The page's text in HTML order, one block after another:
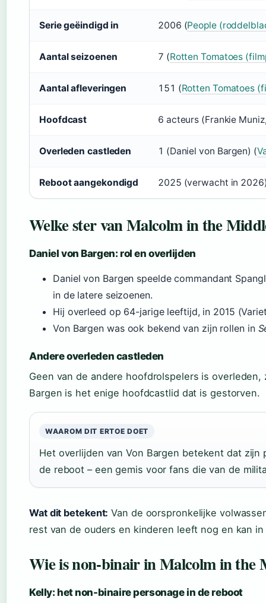
Serie geëindigd in 2006 (People
Aantal seizoenen 7 (Rotten Tomatoes
Aantal afleveringen 151 (Rotten Tomatoes
Hoofdcast 6 acteurs (Frankie
Overleden castleden 1 (Daniel von Bargen) (
Reboot aangekondigd 2025 (verwacht in
Welke ster van Malcolm in the
Daniel von Bargen: rol en overlijden
Daniel von Bargen speelde commandant
in de latere seizoenen.
Hij overleed op 64-jarige leeftijd, in 2015
Von Bargen was ook bekend van zijn rollen in
Andere overleden castleden
Geen van de andere hoofdrolspelers is
Bargen is het enige hoofdcastlid dat is gestorven.
WAAROM DIT ERTOE DOET
Het overlijden van Von Bargen betekent dat
de reboot – een gemis voor fans die van de
Wat dit betekent: Van de oorspronkelijke
rest van de ouders en kinderen leeft nog en kan
Wie is non-binair in Malcolm in the
Kelly: het non-binaire personage in de reboot